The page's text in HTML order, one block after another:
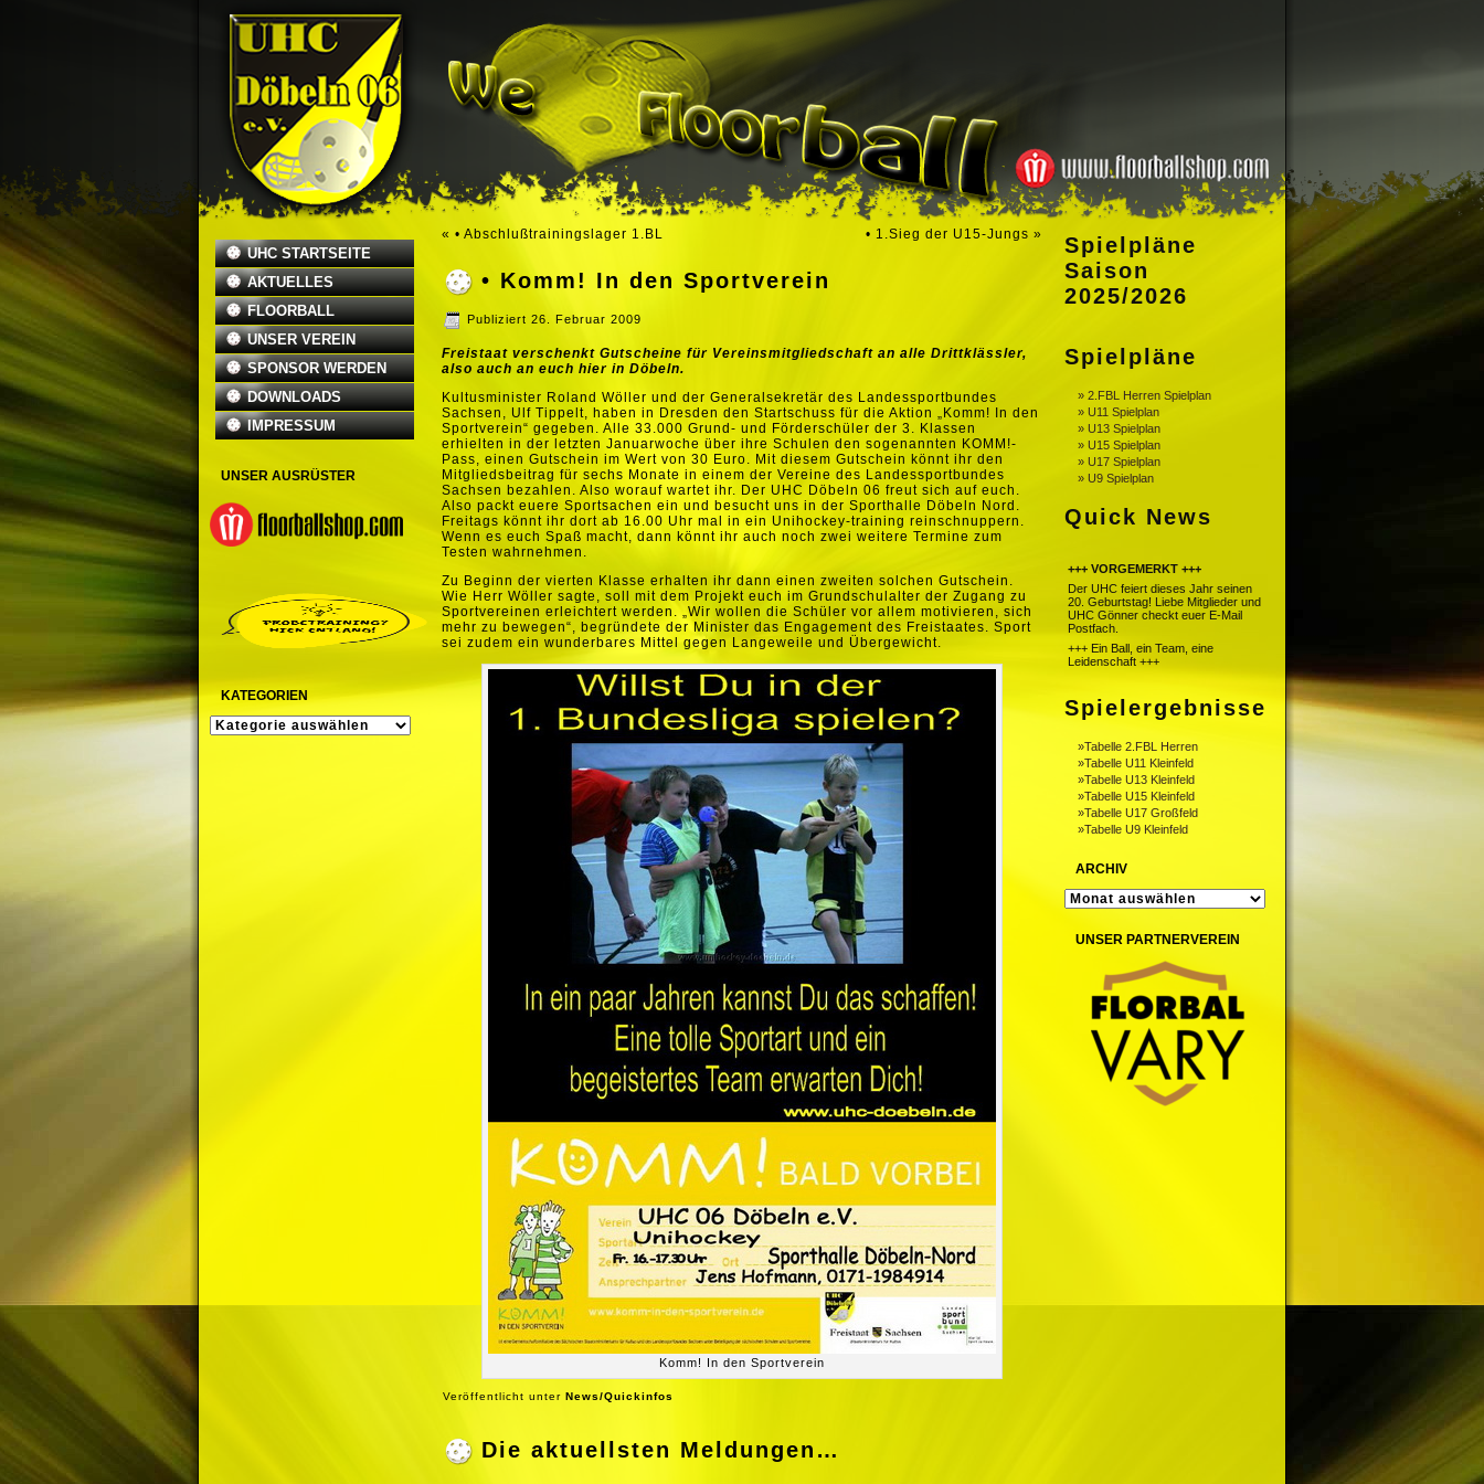
UHC STARTSEITE
AKTUELLES
FLOORBALL
UNSER VEREIN
SPONSOR WERDEN
DOWNLOADS
IMPRESSUM
UNSER AUSRÜSTER
KATEGORIEN
KATEGORIEN
« • Abschlußtrainingslager 1.BL • 1.Sieg der U15-Jungs »
• Komm! In den Sportverein
Publiziert 26. Februar 2009
Freistaat verschenkt Gutscheine für Vereinsmitgliedschaft an alle Drittklässler,
also auch an euch hier in Döbeln.
Kultusminister Roland Wöller und der Generalsekretär des Landessportbundes
Sachsen, Ulf Tippelt, haben in Dresden den Startschuss für die Aktion „Komm! In den
Sportverein“ gegeben. Alle 33.000 Grund- und Förderschüler der 3. Klassen
erhielten in der letzten Januarwoche über ihre Schulen den sogenannten KOMM!-
Pass, einen Gutschein im Wert von 30 Euro. Mit diesem Gutschein könnt ihr den
Mitgliedsbeitrag für sechs Monate in einem der Vereine des Landessportbundes
Sachsen bezahlen. Also worauf wartet ihr. Der UHC Döbeln 06 freut sich auf euch.
Also packt euere Sportsachen ein und besucht uns in der Sporthalle Döbeln Nord.
Freitags könnt ihr dort ab 16.00 Uhr mal in ein Unihockey-training reinschnuppern.
Wenn es euch Spaß macht, dann könnt ihr auch noch zwei weitere Termine zum
Testen wahrnehmen.
Zu Beginn der vierten Klasse erhalten ihr dann einen zweiten solchen Gutschein.
Wie Herr Wöller sagte, soll mit dem Projekt euch im Grundschulalter der Zugang zu
Sportvereinen erleichtert werden. „Wir wollen die Schüler vor allem motivieren, sich
mehr zu bewegen“, begründete der Minister das Engagement des Freistaates. Sport
sei zudem ein wunderbares Mittel gegen Langeweile und Übergewicht.
Komm! In den Sportverein
Veröffentlicht unter News/Quickinfos
Die aktuellsten Meldungen…
Spielpläne
Saison
2025/2026
Spielpläne
» 2.FBL Herren Spielplan
» U11 Spielplan
» U13 Spielplan
» U15 Spielplan
» U17 Spielplan
» U9 Spielplan
Quick News
+++ VORGEMERKT +++
Der UHC feiert dieses Jahr seinen
20. Geburtstag! Liebe Mitglieder und
UHC Gönner checkt euer E-Mail
Postfach.
+++ Ein Ball, ein Team, eine
Leidenschaft +++
Spielergebnisse
»Tabelle 2.FBL Herren
»Tabelle U11 Kleinfeld
»Tabelle U13 Kleinfeld
»Tabelle U15 Kleinfeld
»Tabelle U17 Großfeld
»Tabelle U9 Kleinfeld
ARCHIV
ARCHIV
UNSER PARTNERVEREIN